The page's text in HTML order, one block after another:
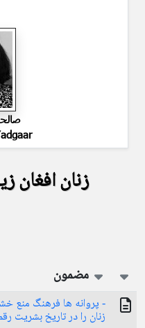
زنان
مضمون
- پروانه ها فرهنگ منع
زنان را در تاريخ بشريت